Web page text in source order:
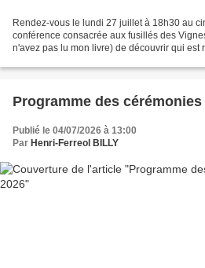
Rendez-vous le lundi 27 juillet à 18h30 au
conférence consacrée aux fusillés des
n'avez pas lu mon livre) de découvrir qui est
Programme des
Publié le 04/07/2026 à 13:00
Par Henri-Ferreol BILLY